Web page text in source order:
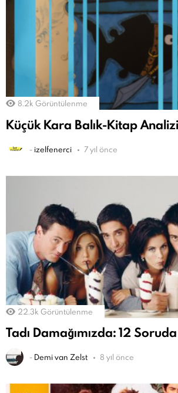
8.2k Görüntülenme
Küçük Kara Balık-Kitap Analizi
- izelfenerci 7 yıl önce
22.3k Görüntülenme
Tadı Damağımızda: 12
- Demi van Zelst 8 yıl önce